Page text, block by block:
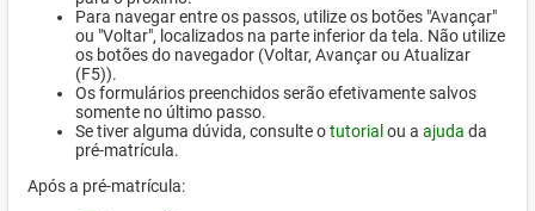
Para navegar entre os passos, utilize os botões "Avançar"
ou "Voltar", localizados na parte inferior da tela. Não utilize
os botões do navegador (Voltar, Avançar ou Atualizar
(F5)).
Os formulários preenchidos serão efetivamente salvos
somente no último passo.
Se tiver alguma dúvida, consulte otutorial ou a ajuda da
pré-matrícula.
Após a pré-matrícula: